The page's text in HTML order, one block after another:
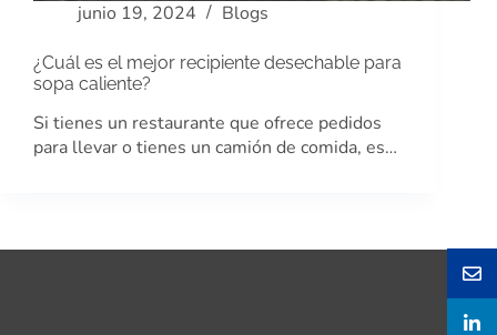
junio 19, 2024 Blogs
¿Cuál es el mejor recipiente desechable para
sopa caliente?
Si tienes un restaurante que ofrece pedidos
para llevar o tienes un camión de comida, es…